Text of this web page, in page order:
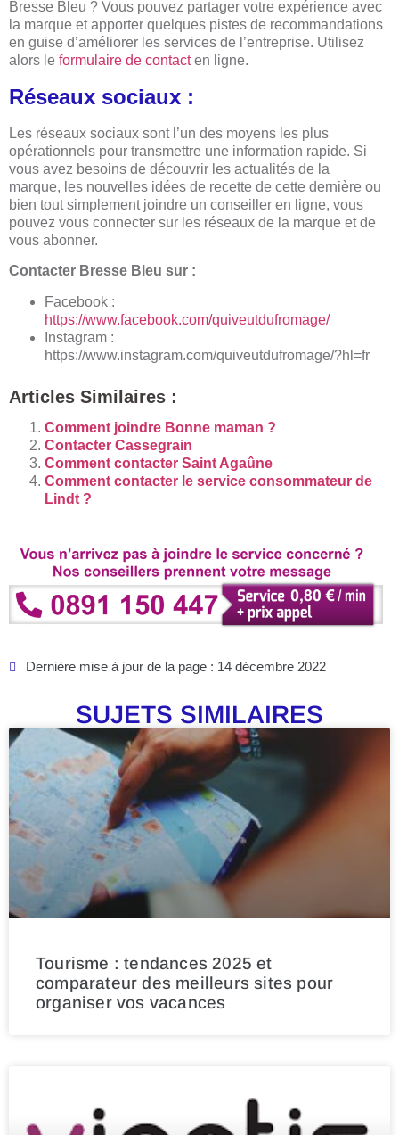
Bresse Bleu ? Vous pouvez partager votre expérience avec
la marque et apporter quelques pistes de recommandations
en guise d’améliorer les services de l’entreprise. Utilisez
alors le formulaire de contacten ligne.
Réseaux sociaux :
Les réseaux sociaux sont l’un des moyens les plus
opérationnels pour transmettre une information rapide. Si
vous avez besoins de découvrir les actualités de la
marque, les nouvelles idées de recette de cette dernière ou
bien tout simplement joindre un conseiller en ligne, vous
pouvez vous connecter sur les réseaux de la marque et de
vous abonner.
Contacter Bresse Bleu sur :
Facebook :
https://www.facebook.com/quiveutdufromage/
Instagram :
https://www.instagram.com/quiveutdufromage/?hl=fr
Articles Similaires :
Comment joindre Bonne maman ?
Contacter Cassegrain
Comment contacter Saint Agaûne
Comment contacter le service consommateur de
Lindt ?
Dernière mise à jour de la page : 14 décembre 2022
SUJETS SIMILAIRES
Tourisme : tendances 2025 et
comparateur des meilleurs sites pour
organiser vos vacances